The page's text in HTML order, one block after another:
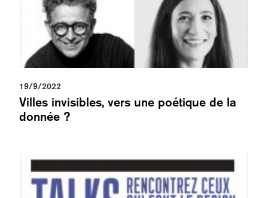
19/9/2022
Villes invisibles, vers une poétique de la
donnée ?